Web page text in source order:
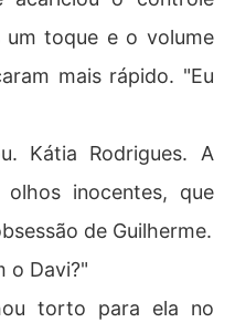
toque e o volume
mais rápido. "Eu
Kátia Rodrigues. A
olhos inocentes, que
de Guilherme.
o Davi?"
torto para ela no